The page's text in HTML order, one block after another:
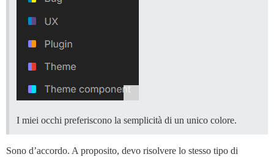
I miei occhi preferiscono la semplicità di un unico colore.
Sono d’accordo. A proposito, devo risolvere lo stesso tipo di